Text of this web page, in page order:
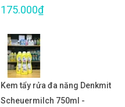
175.000₫
Kem tẩy rửa đa năng Denkmit
Scheuermilch 750ml -